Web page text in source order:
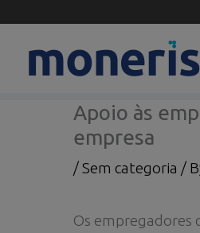
content
Apoio às
empresa
/Sem categoria /
Os empregadores